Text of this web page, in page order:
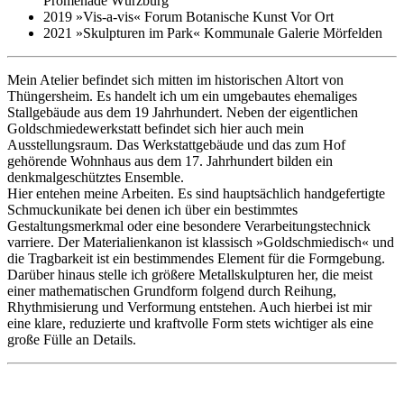
2019 »Vis-a-vis« Forum Botanische Kunst Vor Ort
2021 »Skulpturen im Park« Kommunale Galerie Mörfelden
Mein Atelier befindet sich mitten im historischen Altort von
Thüngersheim. Es handelt ich um ein umgebautes ehemaliges
Stallgebäude aus dem 19 Jahrhundert. Neben der eigentlichen
Goldschmiedewerkstatt befindet sich hier auch mein
Ausstellungsraum. Das Werkstattgebäude und das zum Hof
gehörende Wohnhaus aus dem 17. Jahrhundert bilden ein
denkmalgeschütztes Ensemble.
Hier entehen meine Arbeiten. Es sind hauptsächlich handgefertigte
Schmuckunikate bei denen ich über ein bestimmtes
Gestaltungsmerkmal oder eine besondere Verarbeitungstechnick
varriere. Der Materialienkanon ist klassisch »Goldschmiedisch« und
die Tragbarkeit ist ein bestimmendes Element für die Formgebung.
Darüber hinaus stelle ich größere Metallskulpturen her, die meist
einer mathematischen Grundform folgend durch Reihung,
Rhythmisierung und Verformung entstehen. Auch hierbei ist mir
eine klare, reduzierte und kraftvolle Form stets wichtiger als eine
große Fülle an Details.